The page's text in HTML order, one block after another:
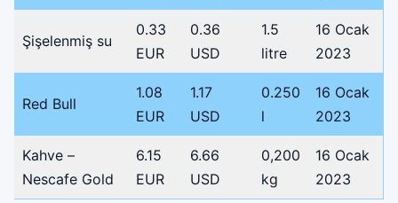
Şişelenmiş su
0.33
EUR
0.36
USD
1.5
litre
16 Ocak
2023
Red Bull
1.08
EUR
1.17
USD
0.250
l
16 Ocak
2023
Kahve –
Nescafe Gold
6.15
EUR
6.66
USD
0,200
kg
16 Ocak
2023